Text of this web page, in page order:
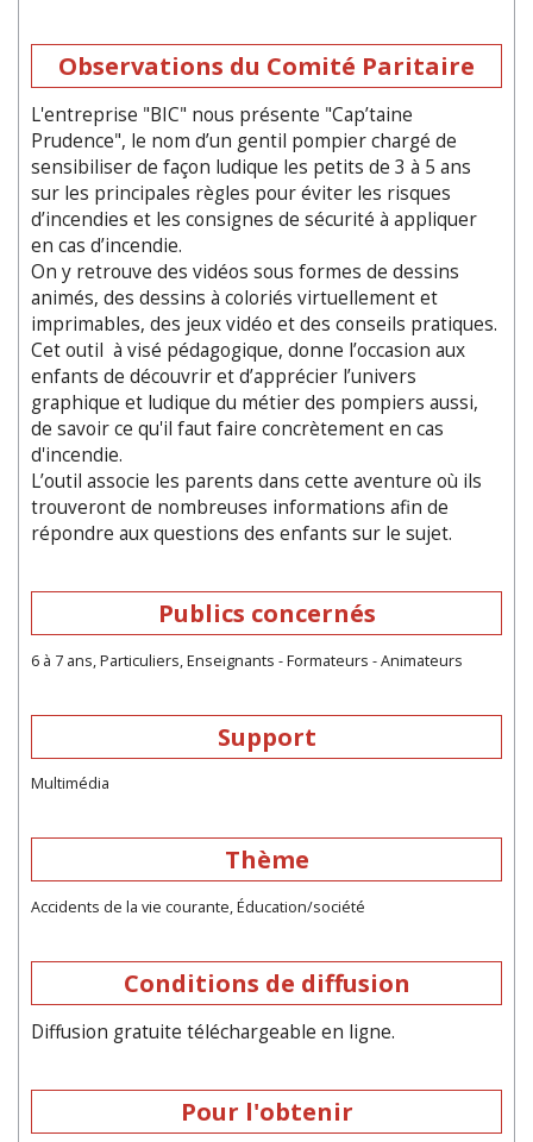
Observations du Comité Paritaire
L'entreprise "BIC" nous présente "Cap’taine
Prudence", le nom d’un gentil pompier chargé de
sensibiliser de façon ludique les petits de 3 à 5 ans
sur les principales règles pour éviter les risques
d’incendies et les consignes de sécurité à appliquer
en cas d’incendie.
On y retrouve des vidéos sous formes de dessins
animés, des dessins à coloriés virtuellement et
imprimables, des jeux vidéo et des conseils pratiques.
Cet outil à visé pédagogique, donne l’occasion aux
enfants de découvrir et d’apprécier l’univers
graphique et ludique du métier des pompiers aussi,
de savoir ce qu'il faut faire concrètement en cas
d'incendie.
L’outil associe les parents dans cette aventure où ils
trouveront de nombreuses informations afin de
répondre aux questions des enfants sur le sujet.
Publics concernés
6 à 7 ans, Particuliers, Enseignants - Formateurs - Animateurs
Support
Multimédia
Thème
Accidents de la vie courante, Éducation/société
Conditions de diffusion
Diffusion gratuite téléchargeable en ligne.
Pour l'obtenir